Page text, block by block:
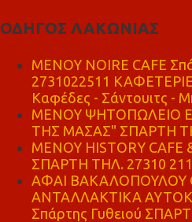
ΟΔΗΓΟΣ ΛΑΚΩΝΙΑΣ
MENOY NOIRE CAFE
2731022511
Καφέδες - Σάντουιτς -
ΜΕΝΟΥ ΨΗΤΟΠΩΛΕΙΟ
ΤΗΣ ΜΑΣΑΣ" ΣΠΑΡΤΗ
ΜΕΝΟΥ HISTORY
ΣΠΑΡΤΗ ΤΗΛ. 27310
ΑΦΑΙ ΒΑΚΑΛΟΠΟΥΛΟΥ
ΑΝΤΑΛΛΑΚΤΙΚΑ
Σπάρτης Γυθειού